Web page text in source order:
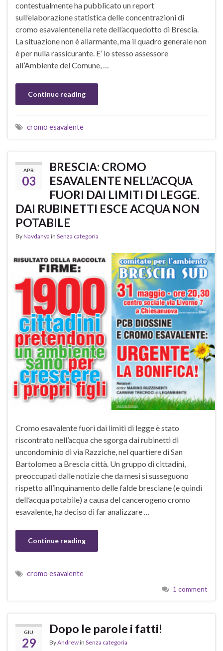
contestualmente ha pubblicato un report
sull’elaborazione statistica delle concentrazioni di
cromo esavalentenella rete dell’acquedotto di Brescia.
La situazione non è allarmante, ma il quadro generale non
è per nulla rassicurante. E’ lo stesso assessore
all’Ambiente del Comune, …
Continue reading
cromo esavalente
APR
03
BRESCIA: CROMO
ESAVALENTE NELL’ACQUA
FUORI DAI LIMITI DI LEGGE.
DAI RUBINETTI ESCE ACQUA NON
POTABILE
ByNavdanya in Senza categoria
Cromo esavalente fuori dai limiti di legge è stato
riscontrato nell’acqua che sgorga dai rubinetti di
uncondominio di via Razziche, nel quartiere di San
Bartolomeo a Brescia città. Un gruppo di cittadini,
preoccupati dalle notizie che da mesi si susseguono
rispetto all’inquinamento delle falde bresciane (e quindi
dell’acqua potabile) a causa del cancerogeno cromo
esavalente, ha deciso di far analizzare …
Continue reading
cromo esavalente
1 comment
GIU
29
Dopo le parole i fatti!
ByAndrewin Senza categoria